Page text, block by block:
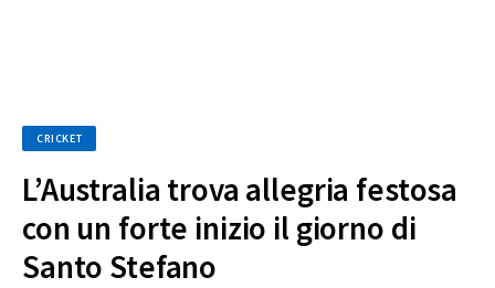
CRICKET
L’Australia trova allegria festosa
con un forte inizio il giorno di
Santo Stefano